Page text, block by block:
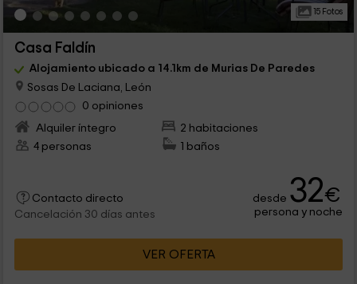
15 Fotos
Casa Faldín
Alojamiento ubicado a 14.1km de Murias De Paredes
Sosas De Laciana, León
0 opiniones
Alquiler íntegro
2 habitaciones
4 personas
1 baños
Contacto directo
Cancelación 30 días antes
desde 32€
persona y noche
VER OFERTA